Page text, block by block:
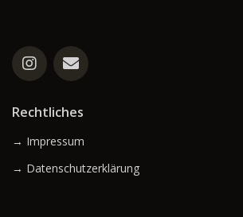
Rechtliches
→ Impressum
→ Datenschutzerklärung